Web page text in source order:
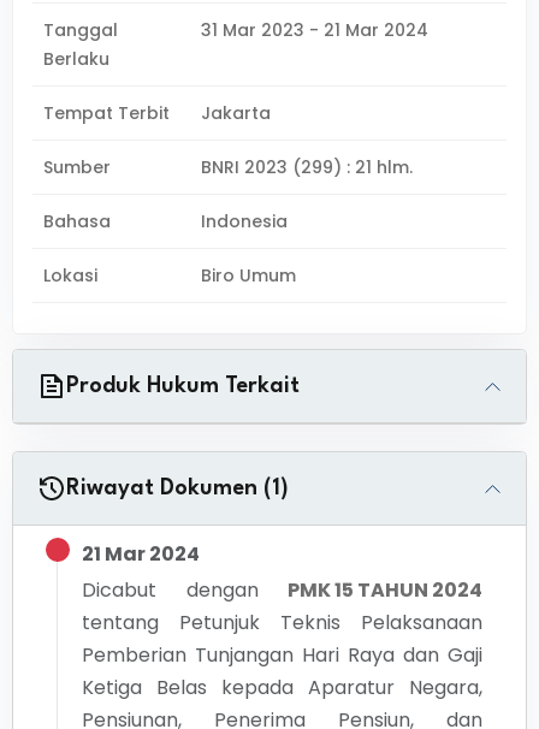
Tanggal
Berlaku
31 Mar 2023 - 21 Mar 2024
Tempat Terbit Jakarta
Sumber BNRI 2023 (299) : 21 hlm.
Bahasa Indonesia
Lokasi Biro Umum
Produk Hukum Terkait
Riwayat Dokumen (1)
21 Mar 2024
Dicabut dengan
PMK 15 TAHUN 2024
tentang Petunjuk Teknis Pelaksanaan
Pemberian Tunjangan Hari Raya dan Gaji
Ketiga Belas kepada Aparatur Negara,
Pensiunan, Penerima Pensiun, dan